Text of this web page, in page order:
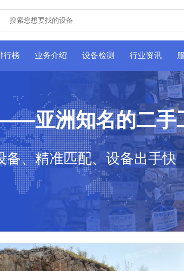
行榜 业务介绍 设备检测 行业资讯
亚洲知名的二手
备、精准匹配、设备出手快